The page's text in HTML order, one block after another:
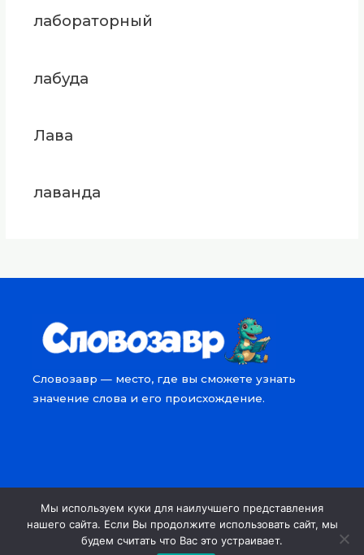
лабораторный
лабуда
Лава
лаванда
Словозавр — место, где вы сможете узнать
значение слова и его происхождение.
Copyright © 2026 Словозавр
Powered by Словозавр
Мы используем куки для наилучшего представления
нашего сайта. Если Вы продолжите использовать сайт, мы
будем считать что Вас это устраивает.